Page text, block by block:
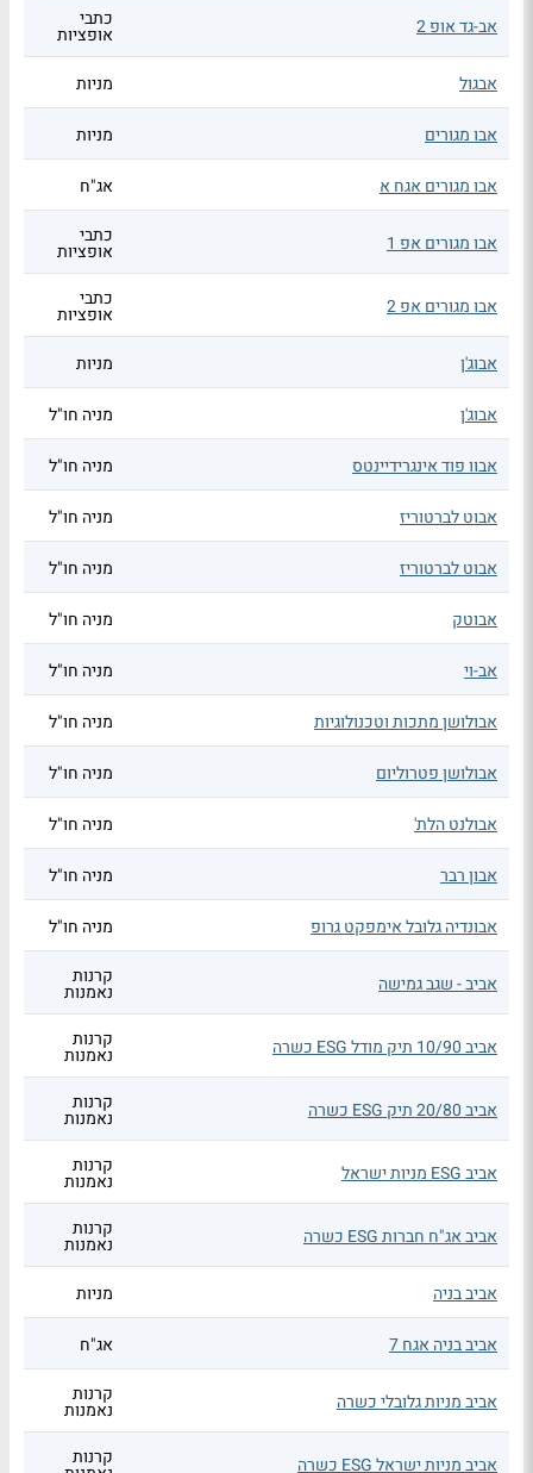
אב-גד אופ 2 כתבי
אופציות
אבגול
מניות
אבו מגורים מניות
אבו מגורים אגח א אג"ח
אבו מגורים אפ 1 כתבי
אופציות
אבו מגורים אפ 2 כתבי
אופציות
אבוג'ן
מניות
אבוג'ן מניה חו"ל
אבוו פוד אינגרידיינטס מניה חו"ל
אבוט לברטוריז מניה חו"ל
אבוט לברטוריז מניה חו"ל
אבוטק מניה חו"ל
אב-וי מניה חו"ל
אבולושן מתכות וטכנולוגיות מניה חו"ל
אבולושן פטרוליום מניה חו"ל
אבולנט הלת' מניה חו"ל
אבון רבר מניה חו"ל
אבונדיה גלובל אימפקט גרופ מניה חו"ל
אביב - שגב גמישה קרנות
נאמנות
אביב 10/90 תיק מודל ESG כשרה קרנות
נאמנות
אביב 20/80 תיק ESG כשרה קרנות
נאמנות
אביב ESG מניות ישראל קרנות
נאמנות
אביב אג"ח חברות ESG כשרה קרנות
נאמנות
אביב בניה
מניות
אביב בניה אגח 7 אג"ח
אביב מניות גלובלי כשרה קרנות
נאמנות
אביב מניות ישראל ESG כשרה קרנות